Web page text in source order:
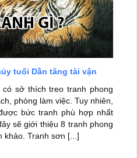
tuổi Dần tăng tài vận
sở thích treo tranh phong
phòng làm việc. Tuy nhiên,
bức tranh phù hợp nhất
sẽ giới thiệu 8 tranh phong
khảo. Tranh sơn [...]